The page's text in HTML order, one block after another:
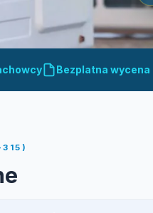
Bezplatna wycena